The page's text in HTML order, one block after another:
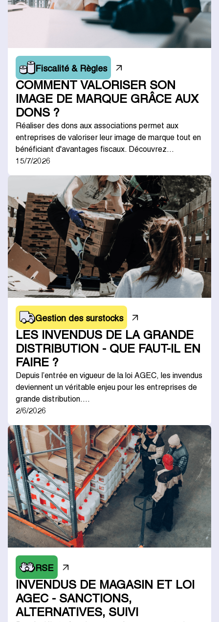
Fiscalité & Règles
COMMENT VALORISER SON
IMAGE DE MARQUE GRÂCE AUX
DONS ?
Réaliser des dons aux associations permet aux
entreprises de valoriser leur image de marque tout en
bénéficiant d'avantages fiscaux. Découvrez…
15/7/2026
Gestion des surstocks
LES INVENDUS DE LA GRANDE
DISTRIBUTION - QUE FAUT-IL EN
FAIRE ?
Depuis l’entrée en vigueur de la loi AGEC, les invendus
deviennent un véritable enjeu pour les entreprises de
grande distribution.…
2/6/2026
RSE
INVENDUS DE MAGASIN ET LOI
AGEC - SANCTIONS,
ALTERNATIVES, SUIVI